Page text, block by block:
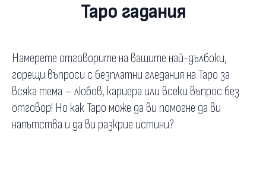
Таро гадания
Намерете отговорите на вашите най-дълбоки,
горещи въпроси с безплатни гледания на Таро за
всяка тема – любов, кариера или всеки въпрос без
отговор! Но как Таро може да ви помогне да ви
напътства и да ви разкрие истини?